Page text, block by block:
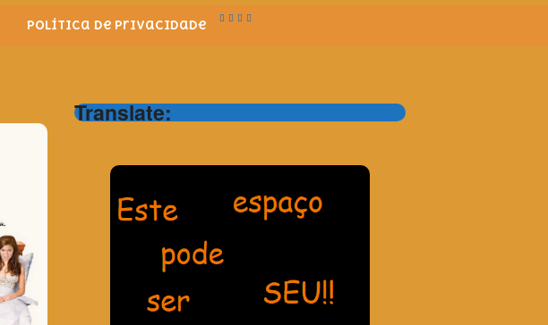
Política de Privacidade
Translate: